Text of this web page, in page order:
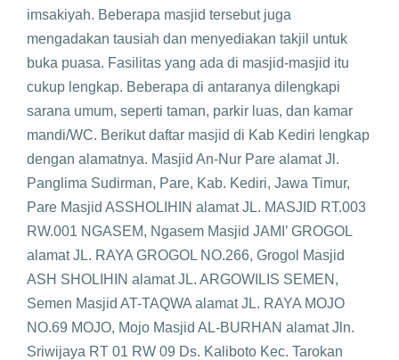
imsakiyah. Beberapa masjid tersebut juga
mengadakan tausiah dan menyediakan takjil untuk
buka puasa. Fasilitas yang ada di masjid-masjid itu
cukup lengkap. Beberapa di antaranya dilengkapi
sarana umum, seperti taman, parkir luas, dan kamar
mandi/WC. Berikut daftar masjid di Kab Kediri lengkap
dengan alamatnya. Masjid An-Nur Pare alamat Jl.
Panglima Sudirman, Pare, Kab. Kediri, Jawa Timur,
Pare Masjid ASSHOLIHIN alamat JL. MASJID RT.003
RW.001 NGASEM, Ngasem Masjid JAMI’ GROGOL
alamat JL. RAYA GROGOL NO.266, Grogol Masjid
ASH SHOLIHIN alamat JL. ARGOWILIS SEMEN,
Semen Masjid AT-TAQWA alamat JL. RAYA MOJO
NO.69 MOJO, Mojo Masjid AL-BURHAN alamat Jln.
Sriwijaya RT 01 RW 09 Ds. Kaliboto Kec. Tarokan